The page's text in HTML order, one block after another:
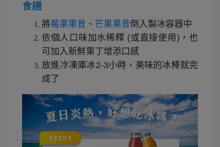
食譜
將莓果果昔 、 芒果果昔倒入製冰容器中
依個人口味加水稀釋 (或直接使用) ，也
可加入新鮮果丁增添口感
放進冷凍庫冰2-3小時，美味的冰棒就完
成了